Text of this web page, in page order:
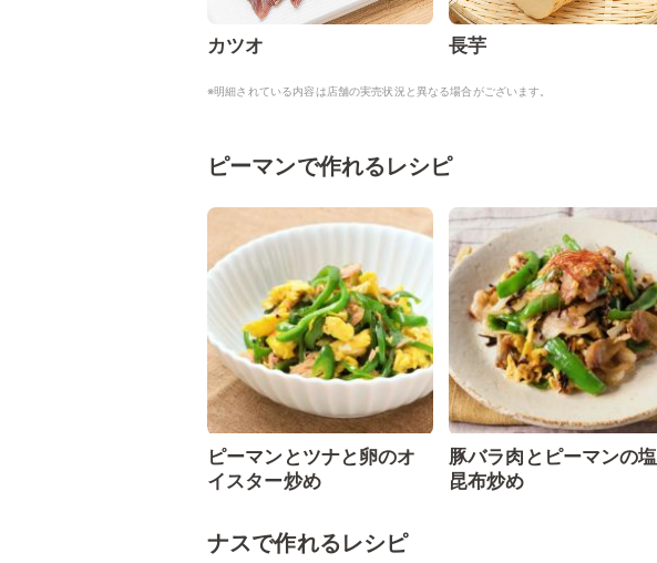
カツオ 長芋
※明細されている内容は店舗の実売状況と異なる場合がございます。
ピーマンで作れるレシピ
ピーマンとツナと卵のオ
イスター炒め
豚バラ肉とピーマンの塩
昆布炒め
ナスで作れるレシピ